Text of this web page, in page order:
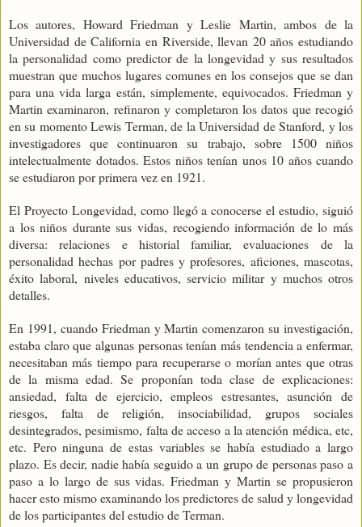
Los autores, Howard Friedman y Leslie Martin, ambos de la
Universidad de California en Riverside, llevan 20 años estudiando
la personalidad como predictor de la longevidad y sus resultados
muestran que muchos lugares comunes en los consejos que se dan
para una vida larga están, simplemente, equivocados. Friedman y
Martin examinaron, refinaron y completaron los datos que recogió
en su momento Lewis Terman, de la Universidad de Stanford, y los
investigadores que continuaron su trabajo, sobre 1500 niños
intelectualmente dotados. Estos niños tenían unos 10 años cuando
se estudiaron por primera vez en 1921.
El Proyecto Longevidad, como llegó a conocerse el estudio, siguió
a los niños durante sus vidas, recogiendo información de lo más
diversa: relaciones e historial familiar, evaluaciones de la
personalidad hechas por padres y profesores, aficiones, mascotas,
éxito laboral, niveles educativos, servicio militar y muchos otros
detalles.
En 1991, cuando Friedman y Martin comenzaron su investigación,
estaba claro que algunas personas tenían más tendencia a enfermar,
necesitaban más tiempo para recuperarse o morían antes que otras
de la misma edad. Se proponían toda clase de explicaciones:
ansiedad, falta de ejercicio, empleos estresantes, asunción de
riesgos, falta de religión, insociabilidad, grupos sociales
desintegrados, pesimismo, falta de acceso a la atención médica, etc,
etc. Pero ninguna de estas variables se había estudiado a largo
plazo. Es decir, nadie había seguido a un grupo de personas paso a
paso a lo largo de sus vidas. Friedman y Martin se propusieron
hacer esto mismo examinando los predictores de salud y longevidad
de los participantes del estudio de Terman.